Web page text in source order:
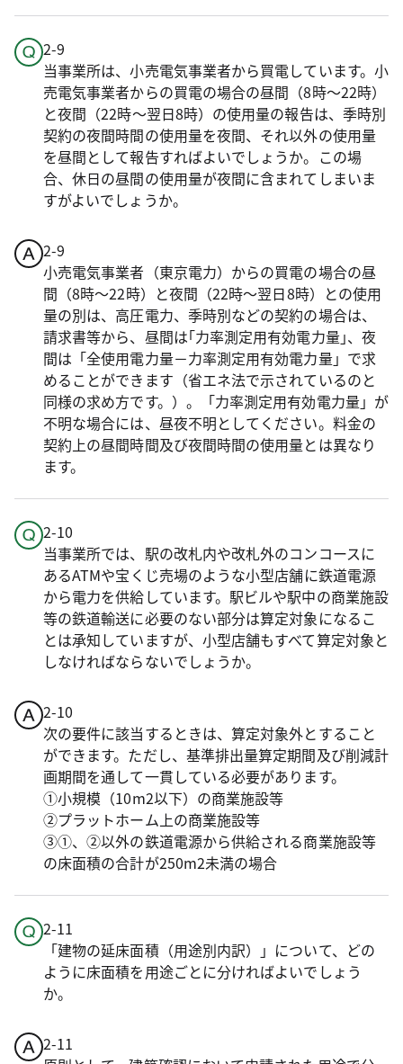
2-9
当事業所は、小売電気事業者から買電しています。小
売電気事業者からの買電の場合の昼間（8時～22時）
と夜間（22時～翌日8時）の使用量の報告は、季時別
契約の夜間時間の使用量を夜間、それ以外の使用量
を昼間として報告すればよいでしょうか。この場
合、休日の昼間の使用量が夜間に含まれてしまいま
すがよいでしょうか。
2-9
小売電気事業者（東京電力）からの買電の場合の昼
間（8時～22時）と夜間（22時～翌日8時）との使用
量の別は、高圧電力、季時別などの契約の場合は、
請求書等から、昼間は｢力率測定用有効電力量｣、夜
間は「全使用電力量－力率測定用有効電力量」で求
めることができます（省エネ法で示されているのと
同様の求め方です。）。「力率測定用有効電力量」が
不明な場合には、昼夜不明としてください。料金の
契約上の昼間時間及び夜間時間の使用量とは異なり
ます。
2-10
当事業所では、駅の改札内や改札外のコンコースに
あるATMや宝くじ売場のような小型店舗に鉄道電源
から電力を供給しています。駅ビルや駅中の商業施設
等の鉄道輸送に必要のない部分は算定対象になるこ
とは承知していますが、小型店舗もすべて算定対象と
しなければならないでしょうか。
2-10
次の要件に該当するときは、算定対象外とすること
ができます。ただし、基準排出量算定期間及び削減計
画期間を通して一貫している必要があります。
①小規模（10m2以下）の商業施設等
②プラットホーム上の商業施設等
③①、②以外の鉄道電源から供給される商業施設等
の床面積の合計が250m2未満の場合
2-11
「建物の延床面積（用途別内訳）」について、どの
ように床面積を用途ごとに分ければよいでしょう
か。
2-11